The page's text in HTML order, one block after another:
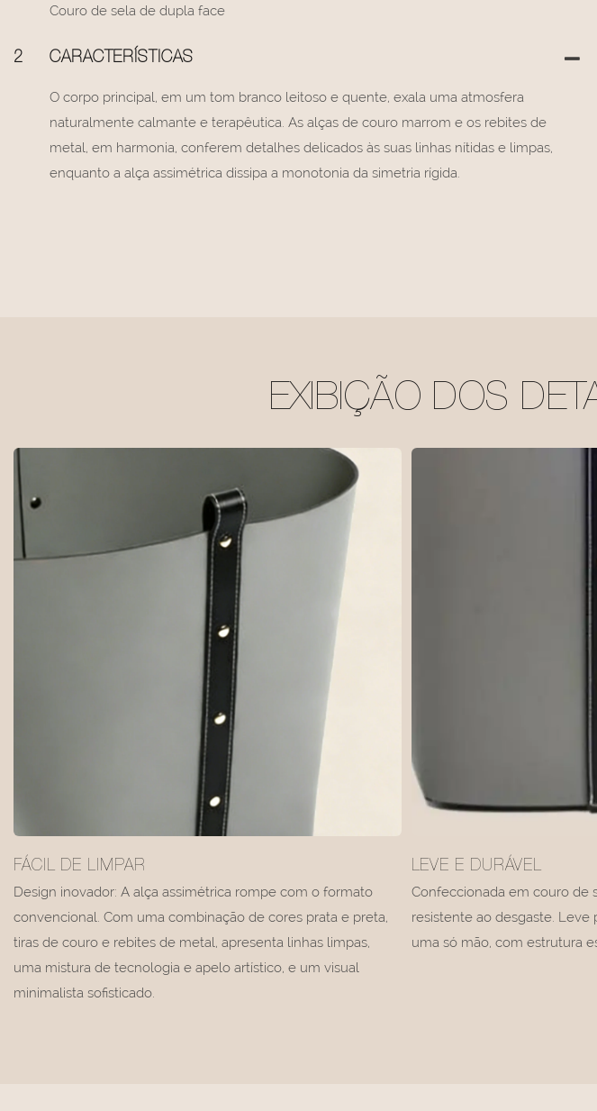
Couro de sela de dupla face
2 CARACTERÍSTICAS
O corpo principal, em um tom branco leitoso e quente, exala uma atmosfera
naturalmente calmante e terapêutica. As alças de couro marrom e os rebites de
metal, em harmonia, conferem detalhes delicados às suas linhas nítidas e limpas,
enquanto a alça assimétrica dissipa a monotonia da simetria rígida.
EXIBIÇÃO DOS
FÁCIL DE LIMPAR
Design inovador: A alça assimétrica rompe com o formato
convencional. Com uma combinação de cores prata e preta,
tiras de couro e rebites de metal, apresenta linhas limpas,
uma mistura de tecnologia e apelo artístico, e um visual
minimalista sofisticado.
LEVE E DURÁVEL
Confeccionada em couro de
resistente ao desgaste. Leve
uma só mão, com estrutura